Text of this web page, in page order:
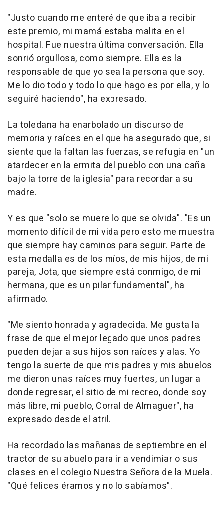
"Justo cuando me enteré de que iba a recibir
este premio, mi mamá estaba malita en el
hospital. Fue nuestra última conversación. Ella
sonrió orgullosa, como siempre. Ella es la
responsable de que yo sea la persona que soy.
Me lo dio todo y todo lo que hago es por ella, y lo
seguiré haciendo", ha expresado.
La toledana ha enarbolado un discurso de
memoria y raíces en el que ha asegurado que, si
siente que la faltan las fuerzas, se refugia en "un
atardecer en la ermita del pueblo con una caña
bajo la torre de la iglesia" para recordar a su
madre.
Y es que "solo se muere lo que se olvida". "Es un
momento difícil de mi vida pero esto me muestra
que siempre hay caminos para seguir. Parte de
esta medalla es de los míos, de mis hijos, de mi
pareja, Jota, que siempre está conmigo, de mi
hermana, que es un pilar fundamental", ha
afirmado.
"Me siento honrada y agradecida. Me gusta la
frase de que el mejor legado que unos padres
pueden dejar a sus hijos son raíces y alas. Yo
tengo la suerte de que mis padres y mis abuelos
me dieron unas raíces muy fuertes, un lugar a
donde regresar, el sitio de mi recreo, donde soy
más libre, mi pueblo, Corral de Almaguer", ha
expresado desde el atril.
Ha recordado las mañanas de septiembre en el
tractor de su abuelo para ir a vendimiar o sus
clases en el colegio Nuestra Señora de la Muela.
"Qué felices éramos y no lo sabíamos".